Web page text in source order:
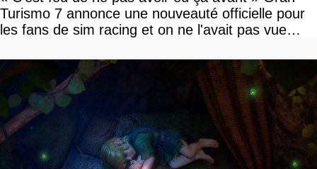
Turismo 7 annonce une nouveauté officielle pour
les fans de sim racing et on ne l'avait pas vue